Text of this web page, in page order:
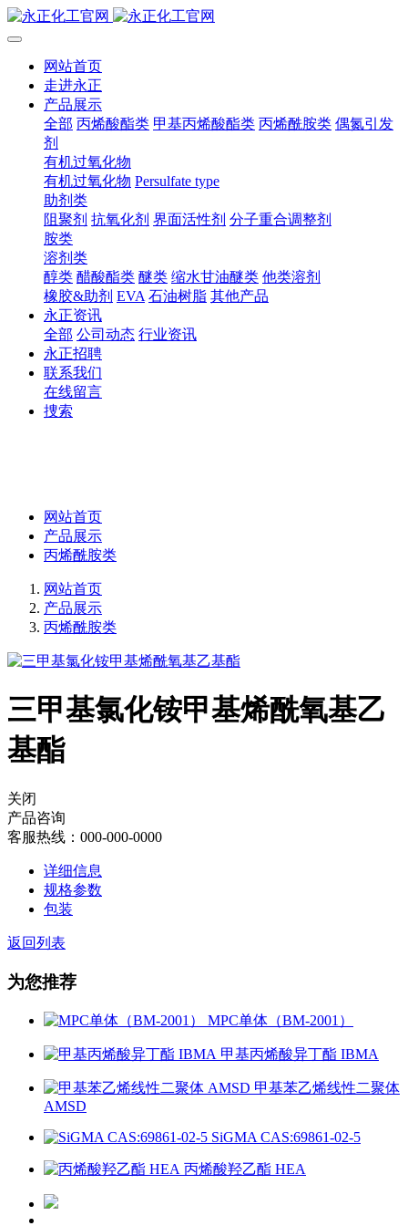
网站首页
走进永正
产品展示
全部 丙烯酸酯类 甲基丙烯酸酯类 丙烯酰胺类 偶氮引发
剂
有机过氧化物
有机过氧化物 Persulfate type
助剂类
阻聚剂 抗氧化剂 界面活性剂 分子重合调整剂
胺类
溶剂类
醇类 醋酸酯类 醚类 缩水甘油醚类 他类溶剂
橡胶&助剂 EVA 石油树脂 其他产品
永正资讯
全部 公司动态 行业资讯
永正招聘
联系我们
在线留言
捜索
网站首页
产品展示
丙烯酰胺类
网站首页
产品展示
丙烯酰胺类
三甲基氯化铵甲基烯酰氧基乙
基酯
关闭
产品咨询
客服热线：000-000-0000
详细信息
规格参数
包装
返回列表
为您推荐
MPC单体（BM-2001）
甲基丙烯酸异丁酯 IBMA
甲基苯乙烯线性二聚体
AMSD
SiGMA CAS:69861-02-5
丙烯酸羟乙酯 HEA